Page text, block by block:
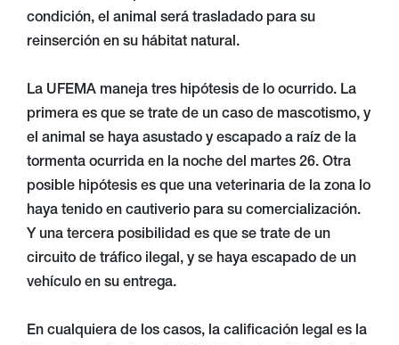
condición, el animal será trasladado para su
reinserción en su hábitat natural.
La UFEMA maneja tres hipótesis de lo ocurrido. La
primera es que se trate de un caso de mascotismo, y
el animal se haya asustado y escapado a raíz de la
tormenta ocurrida en la noche del martes 26. Otra
posible hipótesis es que una veterinaria de la zona lo
haya tenido en cautiverio para su comercialización.
Y una tercera posibilidad es que se trate de un
circuito de tráfico ilegal, y se haya escapado de un
vehículo en su entrega.
En cualquiera de los casos, la calificación legal es la